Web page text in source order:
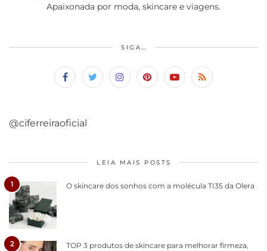
Apaixonada por moda, skincare e viagens.
SIGA…
@ciferreiraoficial
LEIA MAIS POSTS
1 O skincare dos sonhos com a molécula TI35 da Olera
2
TOP 3 produtos de skincare para melhorar firmeza,